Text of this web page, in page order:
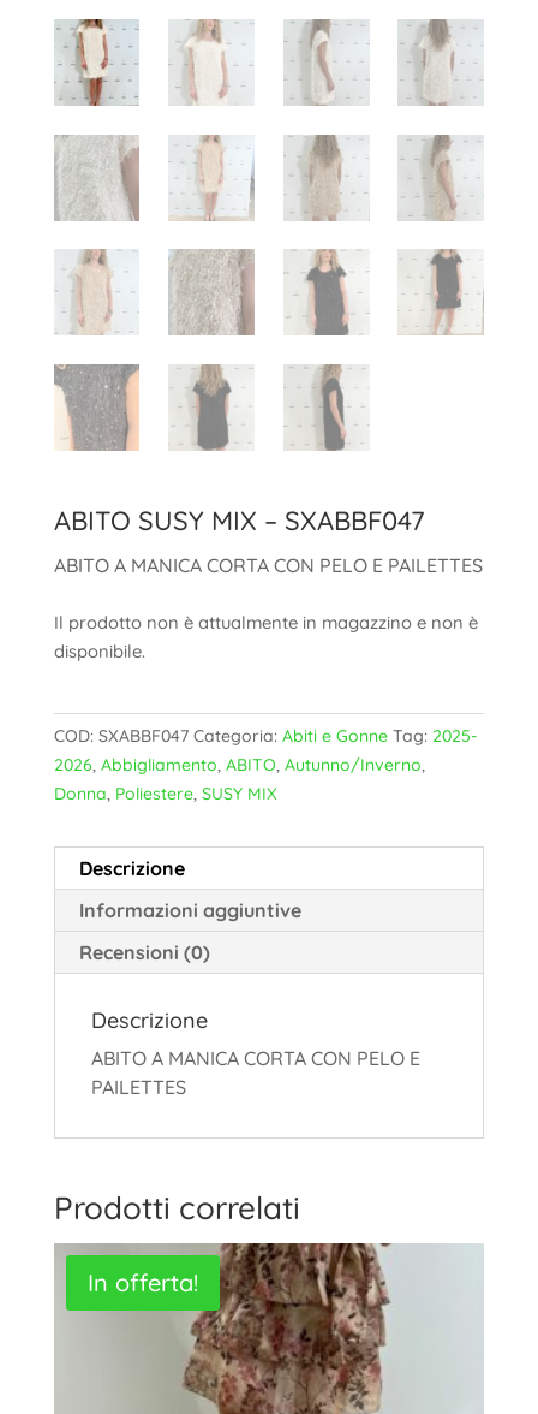
ABITO SUSY MIX – SXABBF047
ABITO A MANICA CORTA CON PELO E PAILETTES
Il prodotto non è attualmente in magazzino e non è
disponibile.
COD: SXABBF047 Categoria: Abiti e Gonne Tag: 2025-
2026 Abbigliamento ABITO Autunno/Inverno
Donna Poliestere, SUSY MIX
Descrizione
Informazioni aggiuntive
Recensioni (0)
Descrizione
ABITO A MANICA CORTA CON PELO E
PAILETTES
Prodotti correlati
In offerta!